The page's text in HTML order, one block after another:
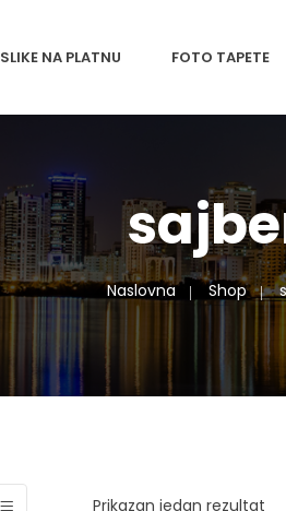
SLIKE NA PLATNU FOTO TAPETE
Naslovna Shop
Prikazan jedan rezultat